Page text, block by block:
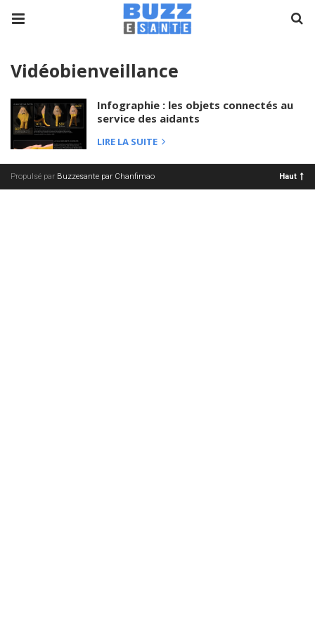
Vidéobienveillance
Infographie : les objets connectés au
service des aidants
LIRE LA SUITE
Propulsé par Buzzesante par Chanfimao Haut